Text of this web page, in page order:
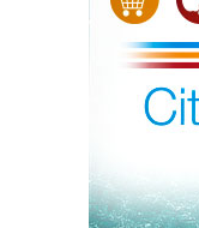
kao još jedna
Zadar edukativna
profesionalnih
izvedbenih
produbljivanju
svjesno bavljenje
polaznika s